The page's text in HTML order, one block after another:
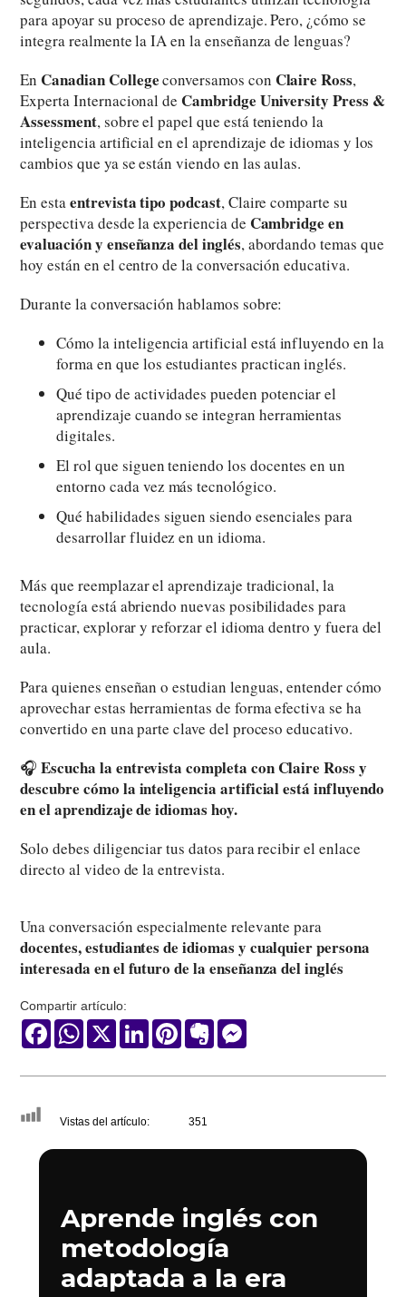
para apoyar su proceso de aprendizaje. Pero, ¿cómo se
integra realmente la IA en la enseñanza de lenguas?
En Canadian Collegeconversamos con Claire Ross,
Experta Internacional de Cambridge University Press &
Assessment, sobre el papel que está teniendo la
inteligencia artificial en el aprendizaje de idiomas y los
cambios que ya se están viendo en las aulas.
En estaentrevista tipo podcast, Claire comparte su
perspectiva desde la experiencia de Cambridge en
evaluación y enseñanza del inglés, abordando temas que
hoy están en el centro de la conversación educativa.
Durante la conversación hablamos sobre:
Cómo la inteligencia artificial está influyendo en la
forma en que los estudiantes practican inglés.
Qué tipo de actividades pueden potenciar el
aprendizaje cuando se integran herramientas
digitales.
El rol que siguen teniendo los docentes en un
entorno cada vez más tecnológico.
Qué habilidades siguen siendo esenciales para
desarrollar fluidez en un idioma.
Más que reemplazar el aprendizaje tradicional, la
tecnología está abriendo nuevas posibilidades para
practicar, explorar y reforzar el idioma dentro y fuera del
aula.
Para quienes enseñan o estudian lenguas, entender cómo
aprovechar estas herramientas de forma efectiva se ha
convertido en una parte clave del proceso educativo.
🎧Escucha la entrevista completa con Claire Ross y
descubre cómo la inteligencia artificial está influyendo
en el aprendizaje de idiomas hoy.
Solo debes diligenciar tus datos para recibir el enlace
directo al video de la entrevista.
Una conversación especialmente relevante para
docentes, estudiantes de idiomas y cualquier persona
interesada en el futuro de la enseñanza del inglés
Compartir artículo:
FacebookWhatsApp
X LinkedInPinterestEvernote
Vistas del artículo: 351
Aprende inglés con
metodología
adaptada a la era